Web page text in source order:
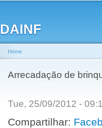
DAINF
You are here
Home
Arrecadação de
Tue, 25/09/2012 -
Compartilhar: